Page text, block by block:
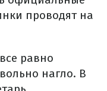
проводят на
равно
нагло. В